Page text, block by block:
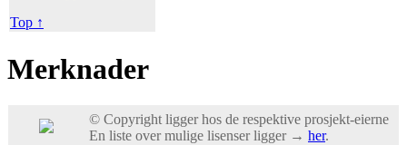
Top ↑
Merknader
© Copyright ligger hos de respektive prosjekt-eierne
En liste over mulige lisenser ligger → her.